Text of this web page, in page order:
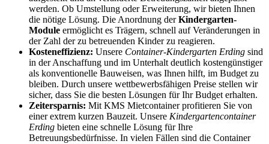
werden. Ob Umstellung oder Erweiterung, wir bieten Ihnen
die nötige Lösung. Die Anordnung derKindergarten-
Module ermöglicht es Trägern, schnell auf Veränderungen in
der Zahl der zu betreuenden Kinder zu reagieren.
Kosteneffizienz: Unsere Container-Kindergarten Erding sind
in der Anschaffung und im Unterhalt deutlich kostengünstiger
als konventionelle Bauweisen, was Ihnen hilft, im Budget zu
bleiben. Durch unsere wettbewerbsfähigen Preise stellen wir
sicher, dass Sie die besten Lösungen für Ihr Budget erhalten.
Zeitersparnis: Mit KMS Mietcontainer profitieren Sie von
einer extrem kurzen Bauzeit. Unsere Kindergartencontainer
Erding bieten eine schnelle Lösung für Ihre
Betreuungsbedürfnisse. In vielen Fällen sind die Container